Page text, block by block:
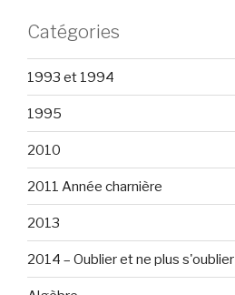
Catégories
1993 et 1994
1995
2010
2011 Année charnière
2013
2014 – Oublier et ne plus s'oublier